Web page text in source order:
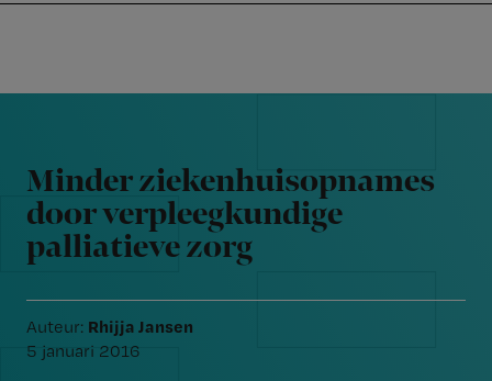
navigation
content
Nursing
Minder ziekenhuisopnames
door verpleegkundige
palliatieve zorg
Auteur: Rhijja Jansen
5 januari 2016